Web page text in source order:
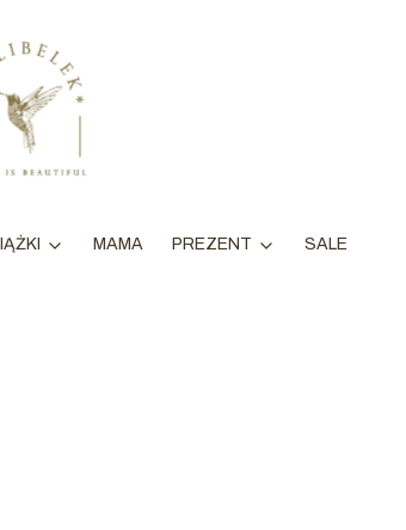
MAMA PREZENT SALE